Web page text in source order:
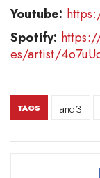
Youtube:
Spotify:
es/artist/
TAGS and3